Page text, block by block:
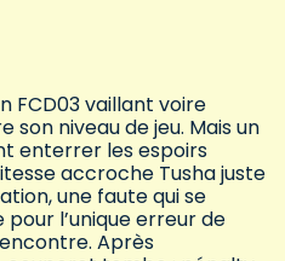
FCD03 vaillant voire
niveau de jeu. Mais un
enterrer les espoirs
accroche Tusha juste
une faute qui se
l’unique erreur de
Après